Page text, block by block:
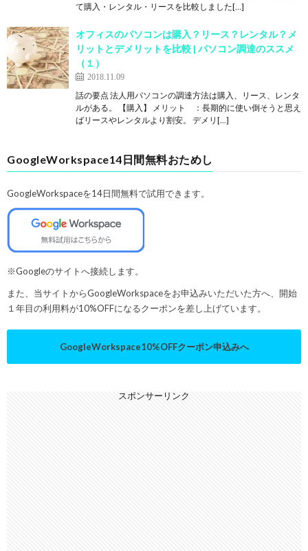
て購入・レンタル・リースを比較しました[…]
オフィスのパソコンは購入？リース？レンタル？メ
リットとデメリットを比較 | パソコン調達のススメ
（１）
2018.11.09
話の要点 法人用パソコンの調達方法は購入、リース、レンタ
ルがある。 【購入】 メリット ：長期的に使い倒そうと思え
ばリースやレンタルより割安。 デメリ[…]
GoogleWorkspace14日間無料おためし
GoogleWorkspaceを14日間無料で試用できます。
※Googleのサイトへ接続します。
また、当サイトからGoogleWorkspaceをお申込みいただいた方へ、開始
１年目の利用料が10%OFFになるクーポンを差し上げています。
GoogleWorkspace10%OFFクーポン申込みへ
スポンサーリンク